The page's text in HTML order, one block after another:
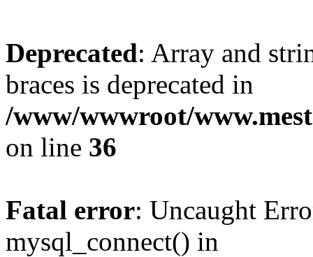
Deprecated: Array and
braces is deprecated in
/www/wwwroot/
on line 36
Fatal error: Uncaught
mysql_connect() in